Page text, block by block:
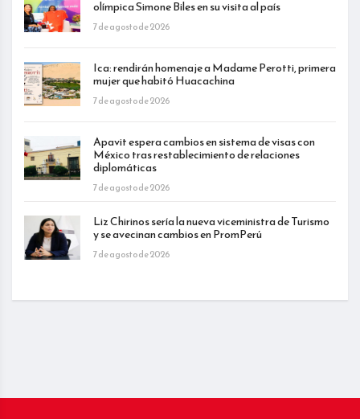
olímpica Simone Biles en su visita al país
7 de agosto de 2026
Ica: rendirán homenaje a Madame Perotti, primera
mujer que habitó Huacachina
7 de agosto de 2026
Apavit espera cambios en sistema de visas con
México tras restablecimiento de relaciones
diplomáticas
7 de agosto de 2026
Liz Chirinos sería la nueva viceministra de Turismo
y se avecinan cambios en PromPerú
7 de agosto de 2026